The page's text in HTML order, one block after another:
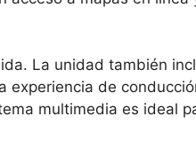
La unidad también
de
multimedia es ideal